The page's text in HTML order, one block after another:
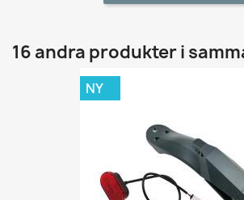
16 andra produkter i
NY